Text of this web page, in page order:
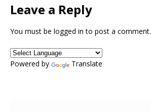
Leave a Reply
You must be logged in to post a comment.
Powered by Translate